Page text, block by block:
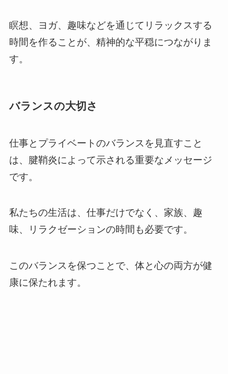
瞑想、ヨガ、趣味などを通じてリラックスする
時間を作ることが、精神的な平穏につながりま
す。
バランスの大切さ
仕事とプライベートのバランスを見直すこと
は、腱鞘炎によって示される重要なメッセージ
です。
私たちの生活は、仕事だけでなく、家族、趣
味、リラクゼーションの時間も必要です。
このバランスを保つことで、体と心の両方が健
康に保たれます。